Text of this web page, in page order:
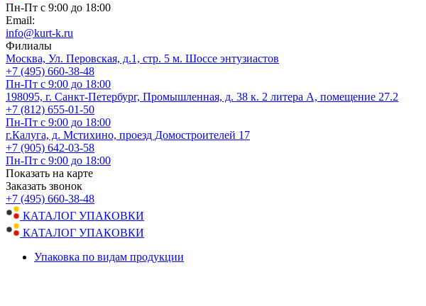
Пн-Пт с 9:00 до 18:00
Email:
info@kurt-k.ru
Филиалы
Москва, Ул. Перовская, д.1, стр. 5 м. Шоссе энтузиастов
+7 (495) 660-38-48
Пн-Пт с 9:00 до 18:00
198095, г. Санкт-Петербург, Промышленная, д. 38 к. 2 литера А, помещение 27.2
+7 (812) 655-01-50
Пн-Пт с 9:00 до 18:00
г.Калуга, д. Мстихино, проезд Домостроителей 17
+7 (905) 642-03-58
Пн-Пт с 9:00 до 18:00
Показать на карте
Заказать звонок
+7 (495) 660-38-48
КАТАЛОГ УПАКОВКИ
КАТАЛОГ УПАКОВКИ
Упаковка по видам продукции